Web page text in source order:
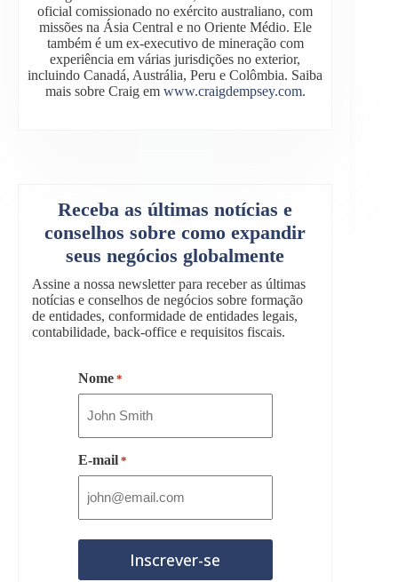
oficial comissionado no exército australiano, com
missões na Ásia Central e no Oriente Médio. Ele
também é um ex-executivo de mineração com
experiência em várias jurisdições no exterior,
incluindo Canadá, Austrália, Peru e Colômbia. Saiba
mais sobre Craig em www.craigdempsey.com.
Receba as últimas notícias e
conselhos sobre como expandir
seus negócios globalmente
Assine a nossa newsletter para receber as últimas
notícias e conselhos de negócios sobre formação
de entidades, conformidade de entidades legais,
contabilidade, back-office e requisitos fiscais.
Nome *
E-mail *